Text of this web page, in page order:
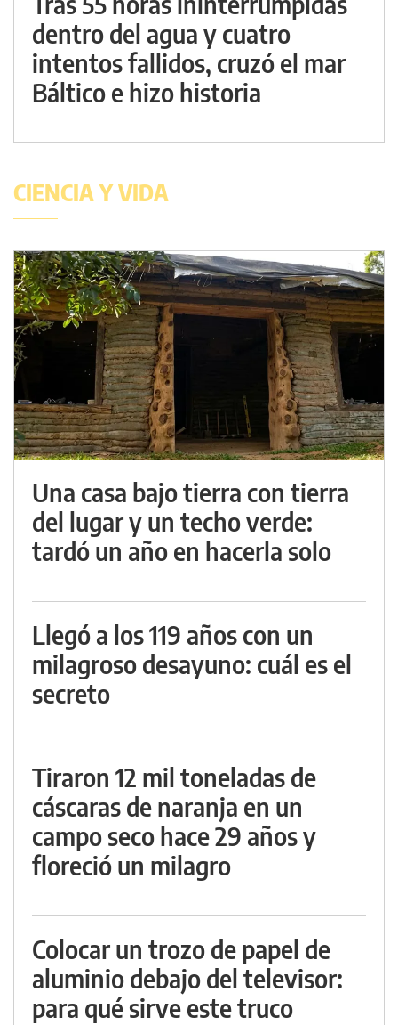
dentro del agua y cuatro
intentos fallidos, cruzó el mar
Báltico e hizo historia
CIENCIA Y VIDA
Una casa bajo tierra con tierra
del lugar y un techo verde:
tardó un año en hacerla solo
Llegó a los 119 años con un
milagroso desayuno: cuál es el
secreto
Tiraron 12 mil toneladas de
cáscaras de naranja en un
campo seco hace 29 años y
floreció un milagro
Colocar un trozo de papel de
aluminio debajo del televisor:
para qué sirve este truco